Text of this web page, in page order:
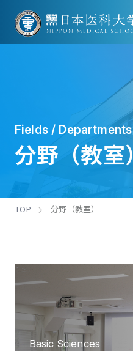
Fields / Departments
分野（教室）
TOP 分野（教室）
Basic Sciences